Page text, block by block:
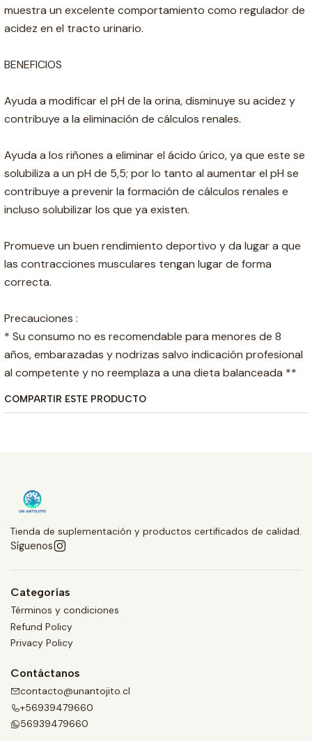
muestra un excelente comportamiento como regulador de
acidez en el tracto urinario.
BENEFICIOS
Ayuda a modificar el pH de la orina, disminuye su acidez y
contribuye a la eliminación de cálculos renales.
Ayuda a los riñones a eliminar el ácido úrico, ya que este se
solubiliza a un pH de 5,5; por lo tanto al aumentar el pH se
contribuye a prevenir la formación de cálculos renales e
incluso solubilizar los que ya existen.
Promueve un buen rendimiento deportivo y da lugar a que
las contracciones musculares tengan lugar de forma
correcta.
Precauciones :
* Su consumo no es recomendable para menores de 8
años, embarazadas y nodrizas salvo indicación profesional
al competente y no reemplaza a una dieta balanceada **
COMPARTIR ESTE PRODUCTO
Tienda de suplementación y productos certificados de calidad.
Síguenos
Categorías
Términos y condiciones
Refund Policy
Privacy Policy
Contáctanos
contacto@unantojito.cl
+56939479660
56939479660